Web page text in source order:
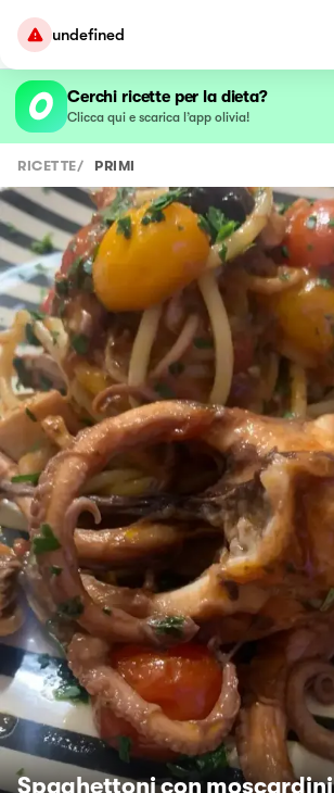
undefined
Cerchi ricette per la dieta?
Clicca qui e scarica l’app olivia!
RICETTE/ PRIMI
Spaghettoni con moscardini